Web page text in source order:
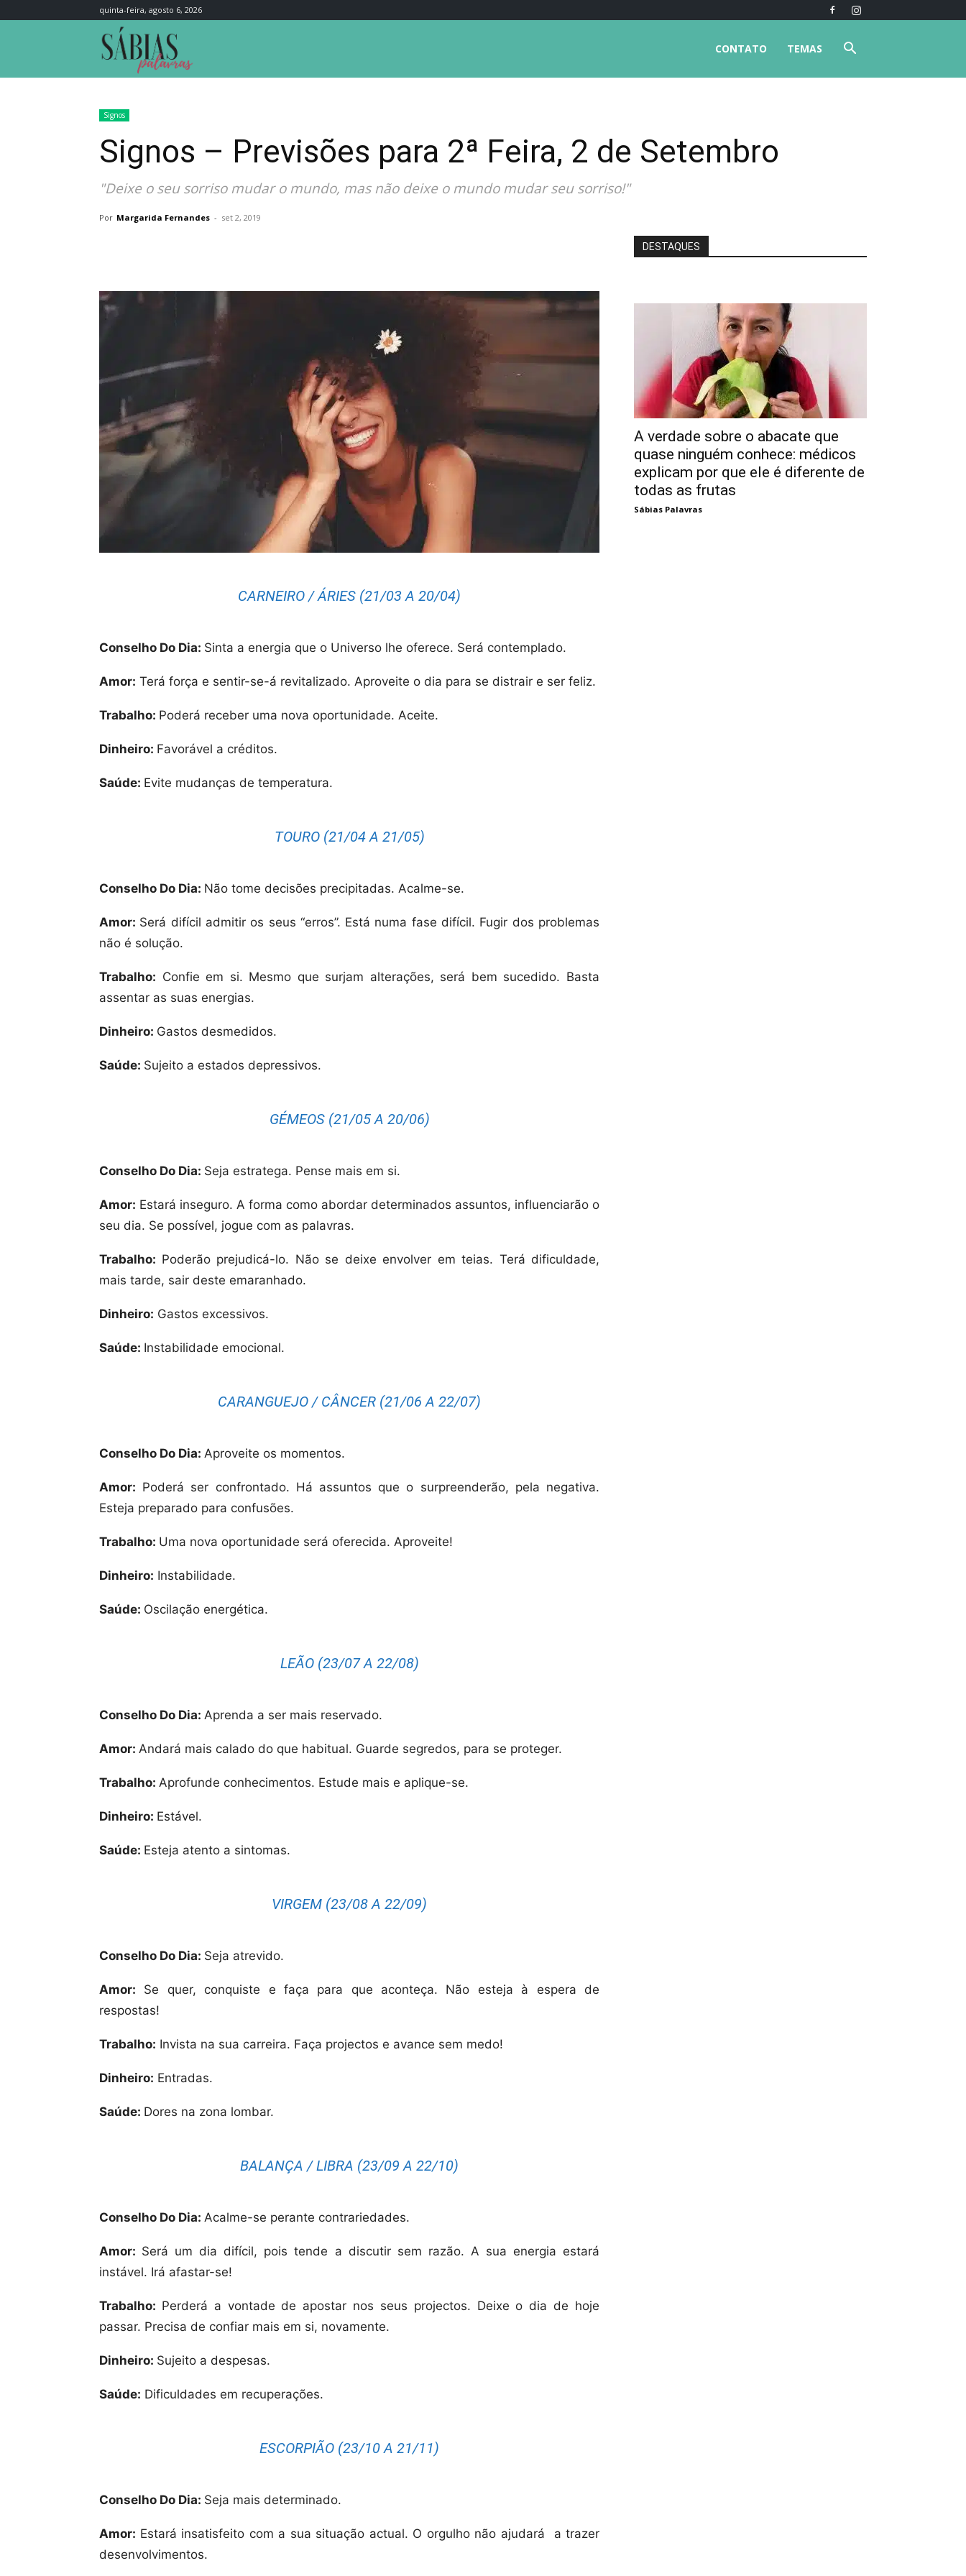
quinta-feira, agosto 6, 2026
TEMAS
CONTATO
Signos
Signos – Previsões para 2ª Feira, 2 de Setembro
"Deixe o seu sorriso mudar o mundo, mas não deixe o mundo mudar seu sorriso!"
Por Margarida Fernandes - set 2, 2019
CARNEIRO / ÁRIES (21/03 A 20/04)
Conselho Do Dia: Sinta a energia que o Universo lhe oferece. Será contemplado.
Amor: Terá força e sentir-se-á revitalizado. Aproveite o dia para se distrair e ser feliz.
Trabalho: Poderá receber uma nova oportunidade. Aceite.
Dinheiro: Favorável a créditos.
Saúde: Evite mudanças de temperatura.
TOURO (21/04 A 21/05)
Conselho Do Dia: Não tome decisões precipitadas. Acalme-se.
Amor: Será difícil admitir os seus “erros”. Está numa fase difícil. Fugir dos problemas
não é solução.
Trabalho: Confie em si. Mesmo que surjam alterações, será bem sucedido. Basta
assentar as suas energias.
Dinheiro: Gastos desmedidos.
Saúde: Sujeito a estados depressivos.
GÉMEOS (21/05 A 20/06)
Conselho Do Dia: Seja estratega. Pense mais em si.
Amor: Estará inseguro. A forma como abordar determinados assuntos, influenciarão o
seu dia. Se possível, jogue com as palavras.
Trabalho: Poderão prejudicá-lo. Não se deixe envolver em teias. Terá dificuldade,
mais tarde, sair deste emaranhado.
Dinheiro: Gastos excessivos.
Saúde: Instabilidade emocional.
CARANGUEJO / CÂNCER (21/06 A 22/07)
Conselho Do Dia: Aproveite os momentos.
Amor: Poderá ser confrontado. Há assuntos que o surpreenderão, pela negativa.
Esteja preparado para confusões.
Trabalho: Uma nova oportunidade será oferecida. Aproveite!
Dinheiro: Instabilidade.
Saúde: Oscilação energética.
LEÃO (23/07 A 22/08)
Conselho Do Dia: Aprenda a ser mais reservado.
Amor: Andará mais calado do que habitual. Guarde segredos, para se proteger.
Trabalho: Aprofunde conhecimentos. Estude mais e aplique-se.
Dinheiro: Estável.
Saúde: Esteja atento a sintomas.
VIRGEM (23/08 A 22/09)
Conselho Do Dia: Seja atrevido.
Amor: Se quer, conquiste e faça para que aconteça. Não esteja à espera de
respostas!
Trabalho: Invista na sua carreira. Faça projectos e avance sem medo!
Dinheiro: Entradas.
Saúde: Dores na zona lombar.
BALANÇA / LIBRA (23/09 A 22/10)
Conselho Do Dia: Acalme-se perante contrariedades.
Amor: Será um dia difícil, pois tende a discutir sem razão. A sua energia estará
instável. Irá afastar-se!
Trabalho: Perderá a vontade de apostar nos seus projectos. Deixe o dia de hoje
passar. Precisa de confiar mais em si, novamente.
Dinheiro: Sujeito a despesas.
Saúde: Dificuldades em recuperações.
ESCORPIÃO (23/10 A 21/11)
Conselho Do Dia: Seja mais determinado.
Amor: Estará insatisfeito com a sua situação actual. O orgulho não ajudará a trazer
desenvolvimentos.
DESTAQUES
A verdade sobre o abacate que
quase ninguém conhece: médicos
explicam por que ele é diferente de
todas as frutas
Sábias Palavras